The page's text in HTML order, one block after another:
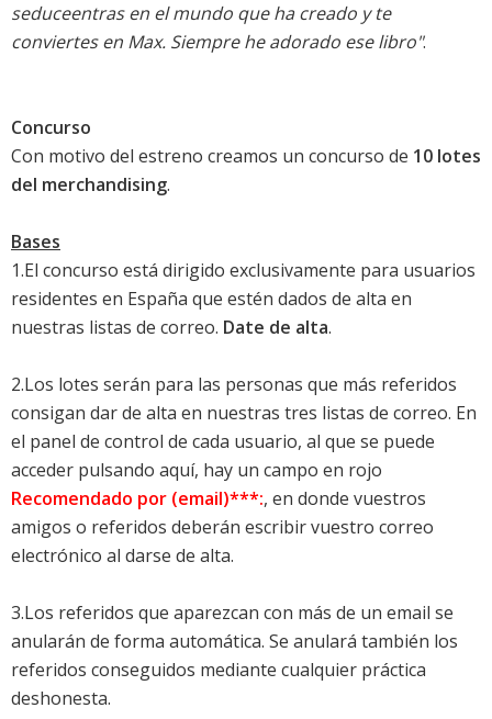
seduceentras en el mundo que ha creado y te
conviertes en Max. Siempre he adorado ese libro".
Concurso
Con motivo del estreno creamos un concurso de 10 lotes
del merchandising.
Bases
1.El concurso está dirigido exclusivamente para usuarios
residentes en España que estén dados de alta en
nuestras listas de correo. Date de alta.
2.Los lotes serán para las personas que más referidos
consigan dar de alta en nuestras tres listas de correo. En
el panel de control de cada usuario, al que se puede
acceder pulsando aquí, hay un campo en rojo
Recomendado por (email)***:, en donde vuestros
amigos o referidos deberán escribir vuestro correo
electrónico al darse de alta.
3.Los referidos que aparezcan con más de un email se
anularán de forma automática. Se anulará también los
referidos conseguidos mediante cualquier práctica
deshonesta.